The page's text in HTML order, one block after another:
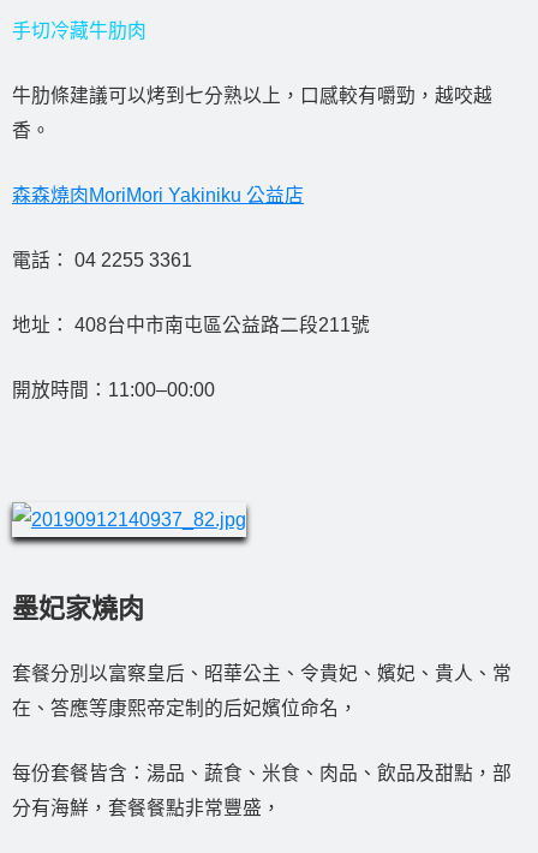
手切冷藏牛肋肉
牛肋條建議可以烤到七分熟以上，口感較有嚼勁，越咬越
香。
森森燒肉MoriMori Yakiniku 公益店
電話： 04 2255 3361
地址： 408台中市南屯區公益路二段211號
開放時間：11:00–00:00
墨妃家燒肉
套餐分別以富察皇后、昭華公主、令貴妃、嬪妃、貴人、常
在、答應等康熙帝定制的后妃嬪位命名，
每份套餐皆含：湯品、蔬食、米食、肉品、飲品及甜點，部
分有海鮮，套餐餐點非常豐盛，